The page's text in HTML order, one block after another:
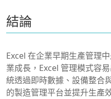
結論
Excel 在企業早期生產管理
業成長，Excel 管理模式容
統透過即時數據、設備整合
的製造管理平台並提升生產